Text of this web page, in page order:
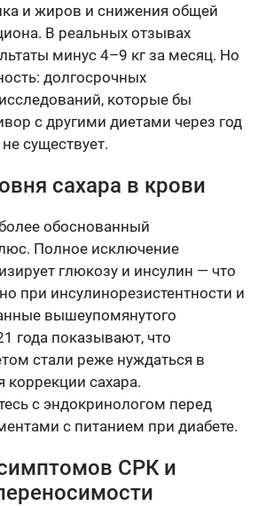
и жиров и снижения общей
В реальных отзывах
минус 4–9 кг за месяц. Но
долгосрочных
которые бы
с другими диетами через год
существует.
сахара в крови
обоснованный
Полное исключение
глюкозу и инсулин — что
при инсулинорезистентности и
вышеупомянутого
года показывают, что
стали реже нуждаться в
коррекции сахара.
с эндокринологом перед
с питанием при диабете.
СРК и